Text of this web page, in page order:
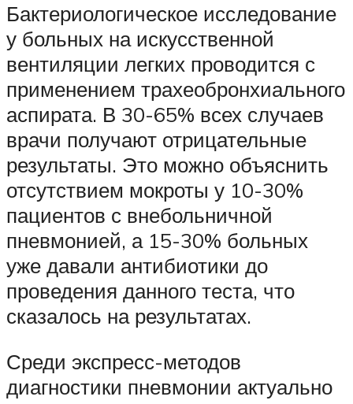
Бактериологическое исследование
у больных на искусственной
вентиляции легких проводится с
применением трахеобронхиального
аспирата. В 30-65% всех случаев
врачи получают отрицательные
результаты. Это можно объяснить
отсутствием мокроты у 10-30%
пациентов с внебольничной
пневмонией, а 15-30% больных
уже давали антибиотики до
проведения данного теста, что
сказалось на результатах.
Среди экспресс-методов
диагностики пневмонии актуально